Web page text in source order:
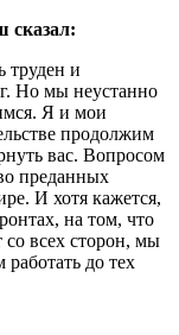
сказал:
труден и
Но мы неустанно
Я и мои
продолжим
вас. Вопросом
преданных
И хотя кажется,
на том, что
со всех сторон, мы
работать до тех